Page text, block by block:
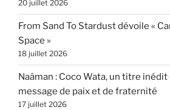
20 juillet 2026
From Sand To Stardust dévoile «
Space »
18 juillet 2026
Naâman : Coco Wata, un titre
message de paix et de fraternité
17 juillet 2026